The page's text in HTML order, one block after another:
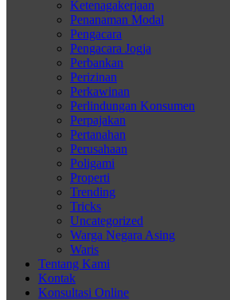
Ketenagakerjaan
Penanaman Modal
Pengacara
Pengacara Jogja
Perbankan
Perizinan
Perkawinan
Perlindungan Konsumen
Perpajakan
Pertanahan
Perusahaan
Poligami
Properti
Trending
Tricks
Uncategorized
Warga Negara Asing
Waris
Tentang Kami
Kontak
Konsultasi Online